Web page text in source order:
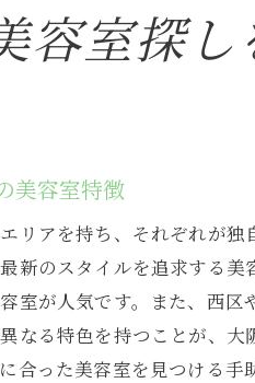
自分に合っ
自分に
美容室
口コミや評
オン
容室探
美容室特徴
リアを持ち、それぞれが
新のスタイルを追求する
室が人気です。また、西
なる特色を持つことが、
合った美容室を見つける手